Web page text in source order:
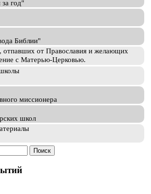
год"
Библии"
отпавших от Православия и желающих
с Матерью-Церковью.
миссионера
школ